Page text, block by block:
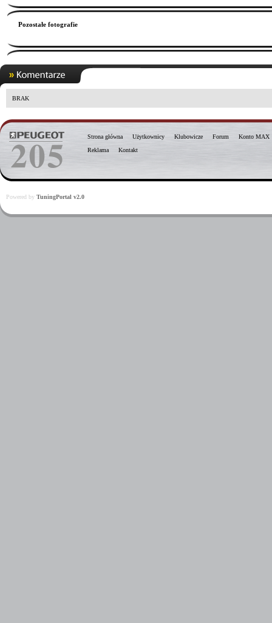
Pozostałe fotografie
BRAK
Strona główna Użytkownicy Klubowicze Forum
Konto MAX
Reklama
Kontakt
Powered by TuningPortal v2.0